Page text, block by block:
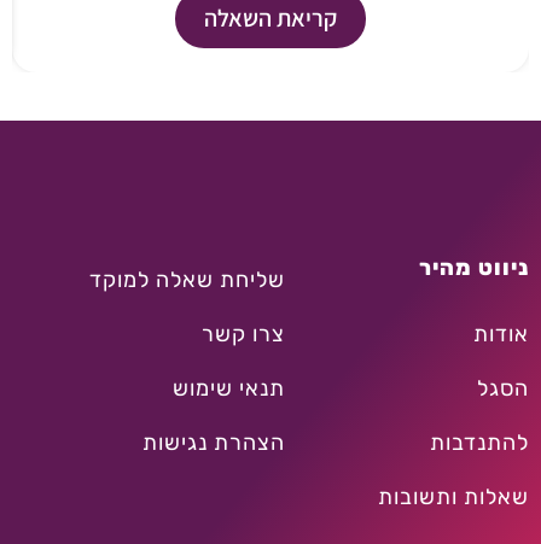
קריאת השאלה
ניווט מהיר
אודות
הסגל
להתנדבות
שאלות ותשובות
שליחת שאלה למוקד
צרו קשר
תנאי שימוש
הצהרת נגישות